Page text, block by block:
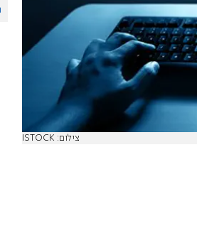
צילום: ISTOCK